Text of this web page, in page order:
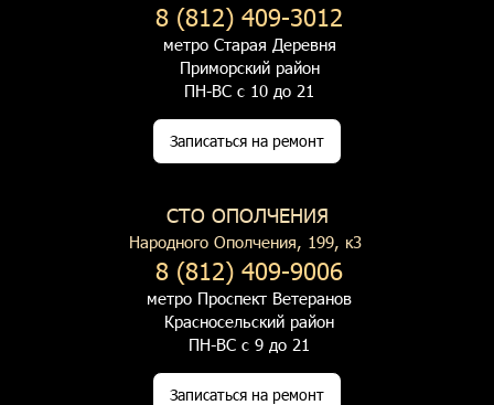
8 (812) 409-3012
метро Старая Деревня
Приморский район
ПН-ВС с 10 до 21
Записаться на ремонт
СТО ОПОЛЧЕНИЯ
Народного Ополчения, 199, к3
8 (812) 409-9006
метро Проспект Ветеранов
Красносельский район
ПН-ВС с 9 до 21
Записаться на ремонт